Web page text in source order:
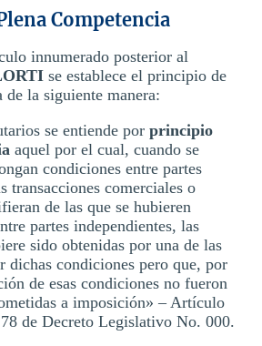
Competencia
innumerado posterior al
se establece el principio de
de la siguiente manera:
se entiende por principio
aquel por el cual, cuando se
condiciones entre partes
transacciones comerciales o
de las que se hubieren
partes independientes, las
sido obtenidas por una de las
dichas condiciones pero que, por
de esas condiciones no fueron
a imposición» – Artículo
de Decreto Legislativo No. 000.